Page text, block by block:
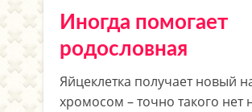
Иногда помогает
родословная
Яйцеклетка получает новый
хромосом – точно такого нет